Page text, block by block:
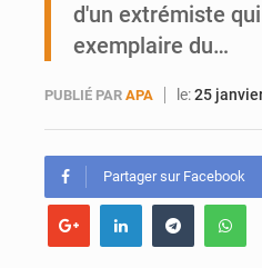
d'un extrémiste
exemplaire du…
PUBLIÉ PAR APA le:25
Partager sur Facebook